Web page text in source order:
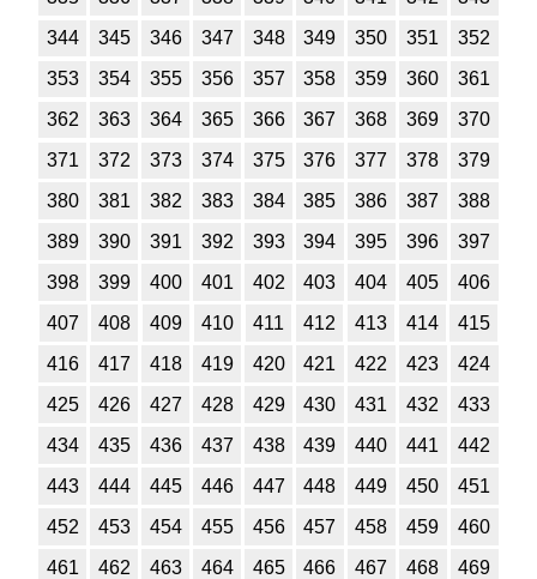
344
345 346 347 348 349 350 351
352
353
354 355 356 357 358 359 360
361
362
363 364 365 366 367 368 369
370
371
372 373 374 375 376 377 378
379
380
381 382 383 384 385 386 387
388
389
390 391 392 393 394 395 396
397
398
399 400 401 402 403 404 405
406
407
408 409 410 411 412 413 414
415
416
417 418 419 420 421 422 423
424
425
426 427 428 429 430 431 432
433
434
435 436 437 438 439 440 441
442
443
444 445 446 447 448 449 450
451
452
453 454 455 456 457 458 459
460
461
462 463 464 465 466 467 468
469